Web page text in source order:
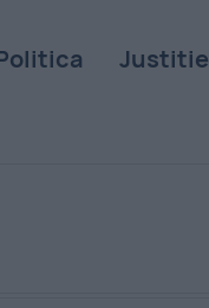
Justitie